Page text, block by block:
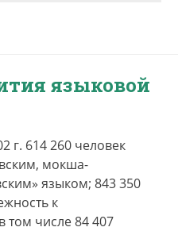
языковой
г. 614 260 человек
мокша-
языком; 843 350
к
том числе 84 407